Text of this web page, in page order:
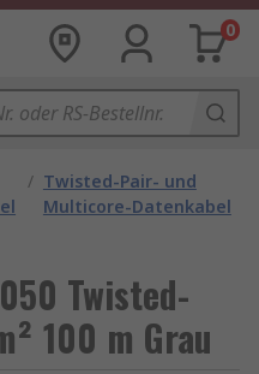
0
/ Twisted-Pair- und
Multicore-Datenkabel
Twisted-
100 m Grau